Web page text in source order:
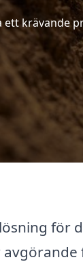
ett krävande
för